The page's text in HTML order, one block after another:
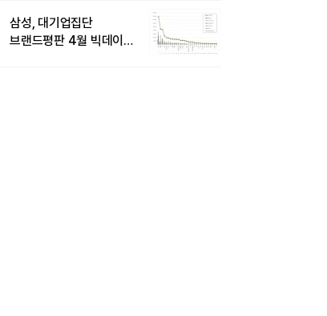
삼성, 대기업집단
브랜드평판 4월 빅데이터